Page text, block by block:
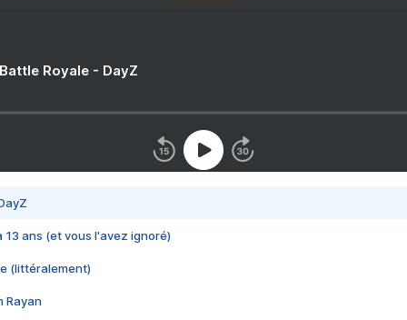
Royale - DayZ
13 ans (et vous l'avez ignoré)
(littéralement)
Rayan